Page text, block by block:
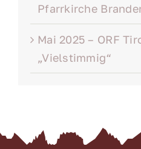
Pfarrkirche
Mai 2025 – ORF
„Vielstimmig“